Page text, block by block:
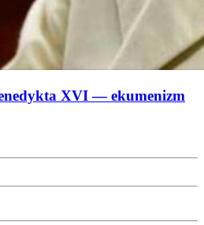
XVI — ekumenizm